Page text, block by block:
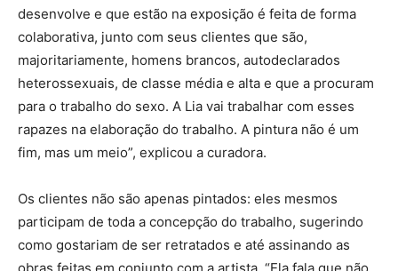
desenvolve e que estão na exposição é feita de forma
colaborativa, junto com seus clientes que são,
majoritariamente, homens brancos, autodeclarados
heterossexuais, de classe média e alta e que a procuram
para o trabalho do sexo. A Lia vai trabalhar com esses
rapazes na elaboração do trabalho. A pintura não é um
fim, mas um meio”, explicou a curadora.
Os clientes não são apenas pintados: eles mesmos
participam de toda a concepção do trabalho, sugerindo
como gostariam de ser retratados e até assinando as